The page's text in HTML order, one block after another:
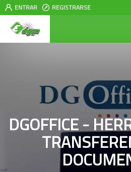
ENTRAR REGISTRARSE
DGOFFICE -